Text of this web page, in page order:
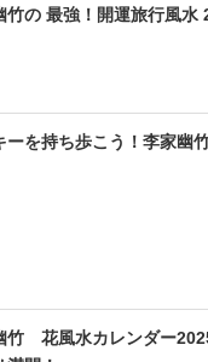
竹の 最強！開運旅行風水
ーを持ち歩こう！李家幽
竹 花風水カレンダー